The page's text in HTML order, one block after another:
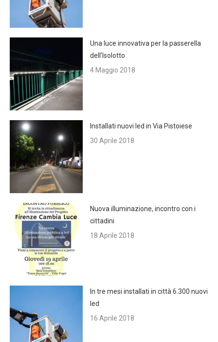
Una luce innovativa per la passerella
dell’Isolotto
4 Maggio 2018
Installati nuovi led in Via Pistoiese
30 Aprile 2018
Nuova illuminazione, incontro con i
cittadini
18 Aprile 2018
In tre mesi installati in città 6.300 nuovi
led
16 Aprile 2018